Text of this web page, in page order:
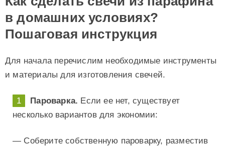
в домашних условиях?
Пошаговая инструкция
Для начала перечислим необходимые инструменты
и материалы для изготовления свечей.
Пароварка. Если ее нет, существует
несколько вариантов для экономии:
— Соберите собственную пароварку, разместив